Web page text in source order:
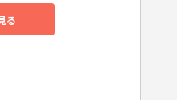
る